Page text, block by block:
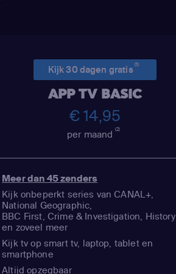
Kijk 30 dagen gratis(1)
APP TV BASIC
€ 14,95
per maand(2)
Meer dan 45 zenders
Kijk onbeperkt series van CANAL+,
National Geographic,
BBC First, Crime & Investigation, History
en zoveel meer
Kijk tv op smart tv, laptop, tablet en
smartphone
Altijd opzegbaar